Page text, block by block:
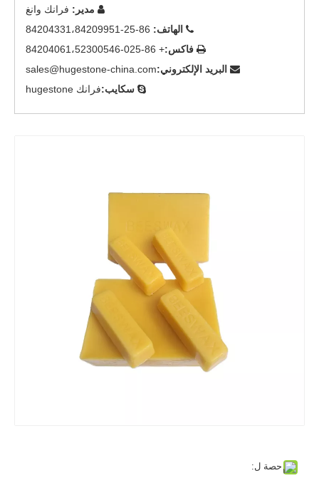
 مدير: فرانك وانغ
 الهاتف:
 فاكس:+ 86-025-84204061،52300546
 البريد الإلكتروني:sales@hugestone-china.com
 سكايب:فرانك hugestone
حصة ل: